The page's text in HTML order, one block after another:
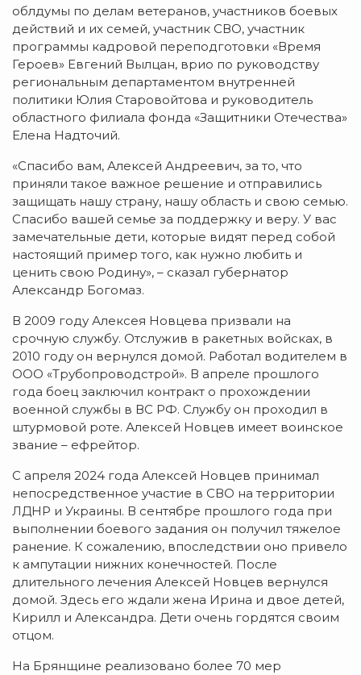
облдумы по делам ветеранов, участников боевых
действий и их семей, участник СВО, участник
программы кадровой переподготовки «Время
Героев» Евгений Вылцан, врио по руководству
региональным департаментом внутренней
политики Юлия Старовойтова и руководитель
областного филиала фонда «Защитники Отечества»
Елена Надточий.
«Спасибо вам, Алексей Андреевич, за то, что
приняли такое важное решение и отправились
защищать нашу страну, нашу область и свою семью.
Спасибо вашей семье за поддержку и веру. У вас
замечательные дети, которые видят перед собой
настоящий пример того, как нужно любить и
ценить свою Родину», – сказал губернатор
Александр Богомаз.
В 2009 году Алексея Новцева призвали на
срочную службу. Отслужив в ракетных войсках, в
2010 году он вернулся домой. Работал водителем в
ООО «Трубопроводстрой». В апреле прошлого
года боец заключил контракт о прохождении
военной службы в ВС РФ. Службу он проходил в
штурмовой роте. Алексей Новцев имеет воинское
звание – ефрейтор.
С апреля 2024 года Алексей Новцев принимал
непосредственное участие в СВО на территории
ЛДНР и Украины. В сентябре прошлого года при
выполнении боевого задания он получил тяжелое
ранение. К сожалению, впоследствии оно привело
к ампутации нижних конечностей. После
длительного лечения Алексей Новцев вернулся
домой. Здесь его ждали жена Ирина и двое детей,
Кирилл и Александра. Дети очень гордятся своим
отцом.
На Брянщине реализовано более 70 мер